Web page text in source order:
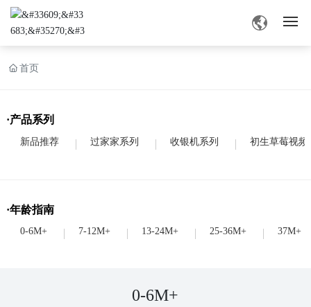
网站首页
产品中心
业务交流
首页
·产品系列
新品推荐 过家家系列 收银机系列 初生草莓视
·年龄指南
0-6M+ 7-12M+ 13-24M+ 25-36M+ 37M+
0-6M+